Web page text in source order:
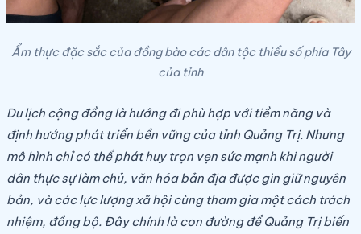
Ẩm thực đặc sắc của đồng bào các dân tộc thiểu số phía Tây
của tỉnh
Du lịch cộng đồng là hướng đi phù hợp với tiềm năng và
định hướng phát triển bền vững của tỉnh Quảng Trị. Nhưng
mô hình chỉ có thể phát huy trọn vẹn sức mạnh khi người
dân thực sự làm chủ, văn hóa bản địa được gìn giữ nguyên
bản, và các lực lượng xã hội cùng tham gia một cách trách
nhiệm, đồng bộ. Đây chính là con đường để Quảng Trị biến